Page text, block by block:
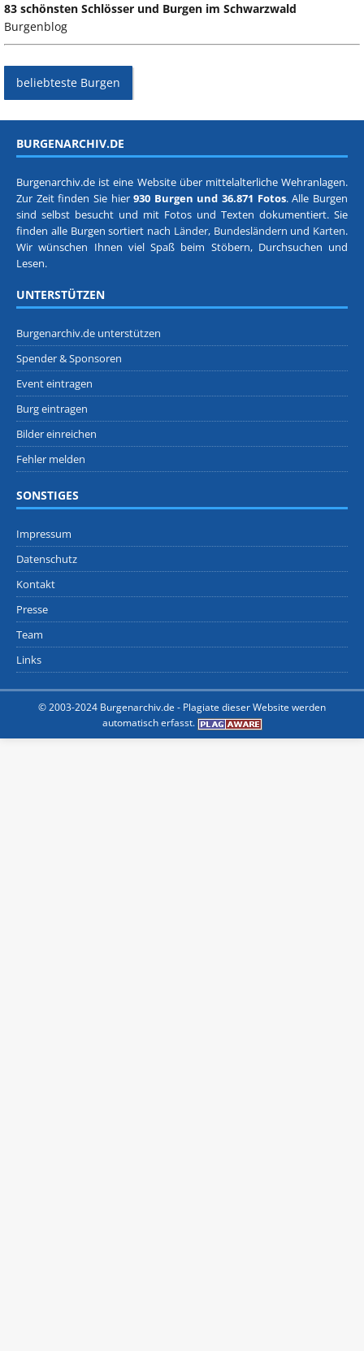
83 schönsten Schlösser und Burgen im Schwarzwald
Burgenblog
beliebteste Burgen
BURGENARCHIV.DE
Burgenarchiv.de ist eine Website über mittelalterliche Wehranlagen.
Zur Zeit finden Sie hier930 Burgen und 36.871 Fotos. Alle Burgen
sind selbst besucht und mit Fotos und Texten dokumentiert. Sie
finden alle Burgen sortiert nach Länder, Bundesländern und Karten.
Wir wünschen Ihnen viel Spaß beim Stöbern, Durchsuchen und
Lesen.
UNTERSTÜTZEN
Burgenarchiv.de unterstützen
Spender & Sponsoren
Event eintragen
Burg eintragen
Bilder einreichen
Fehler melden
SONSTIGES
Impressum
Datenschutz
Kontakt
Presse
Team
Links
© 2003-2024 Burgenarchiv.de - Plagiate dieser Website werden
automatisch erfasst.